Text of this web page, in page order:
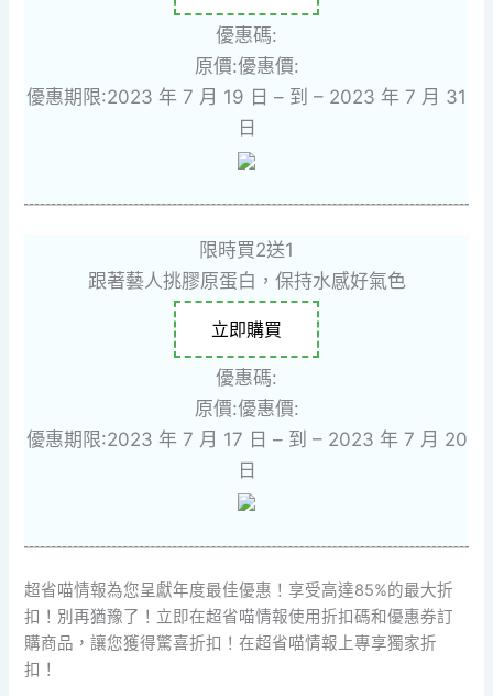
優惠碼:
原價:優惠價:
優惠期限:2023 年 7 月 19 日 – 到 – 2023 年 7 月 31
日
限時買2送1
跟著藝人挑膠原蛋白，保持水感好氣色
立即購買
優惠碼:
原價:優惠價:
優惠期限:2023 年 7 月 17 日 – 到 – 2023 年 7 月 20
日
超省喵情報為您呈獻年度最佳優惠！享受高達85%的最大折
扣！別再猶豫了！立即在超省喵情報使用折扣碼和優惠券訂
購商品，讓您獲得驚喜折扣！在超省喵情報上專享獨家折
扣！